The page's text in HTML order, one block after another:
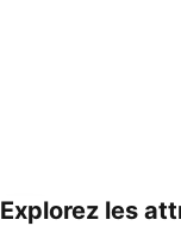
Explorez les